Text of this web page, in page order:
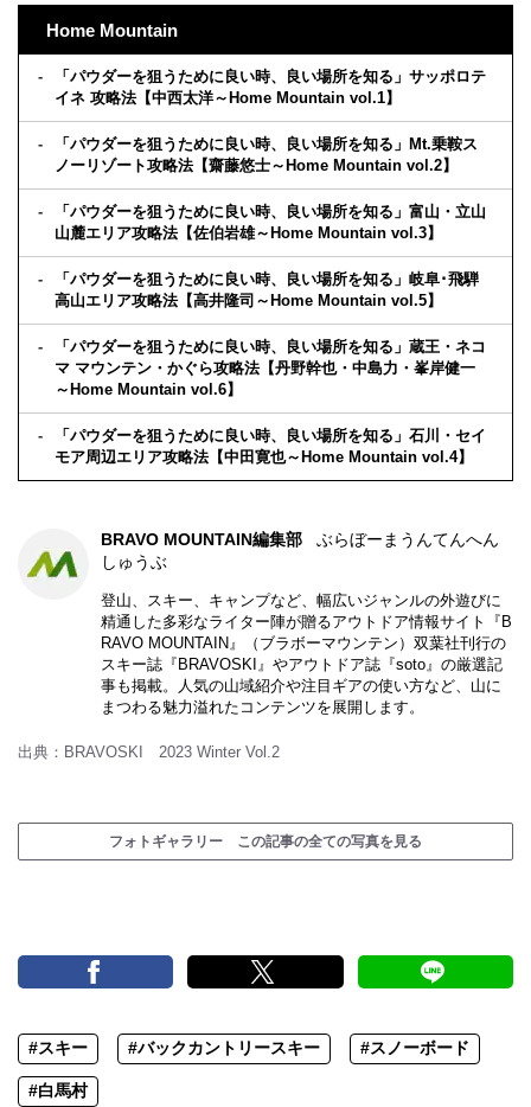
Home Mountain
「パウダーを狙うために良い時、良い場所を知る」サッポロテ
イネ 攻略法【中西太洋～Home Mountain vol.1】
「パウダーを狙うために良い時、良い場所を知る」Mt.乗鞍ス
ノーリゾート攻略法【齋藤悠士～Home Mountain vol.2】
「パウダーを狙うために良い時、良い場所を知る」富山・立山
山麓エリア攻略法【佐伯岩雄～Home Mountain vol.3】
「パウダーを狙うために良い時、良い場所を知る」岐阜･飛騨
高山エリア攻略法【高井隆司～Home Mountain vol.5】
「パウダーを狙うために良い時、良い場所を知る」蔵王・ネコ
マ マウンテン・かぐら攻略法【丹野幹也・中島力・峯岸健一
～Home Mountain vol.6】
「パウダーを狙うために良い時、良い場所を知る」石川・セイ
モア周辺エリア攻略法【中田寛也～Home Mountain vol.4】
BRAVO MOUNTAIN編集部
ぶらぼーまうんてんへん
しゅうぶ
登山、スキー、キャンプなど、幅広いジャンルの外遊びに
精通した多彩なライター陣が贈るアウトドア情報サイト『B
RAVO MOUNTAIN』（ブラボーマウンテン）双葉社刊行の
スキー誌『BRAVOSKI』やアウトドア誌『soto』の厳選記
事も掲載。人気の山域紹介や注目ギアの使い方など、山に
まつわる魅力溢れたコンテンツを展開します。
出典：BRAVOSKI 2023 Winter Vol.2
フォトギャラリー この記事の全ての写真を見る
#スキー #バックカントリースキー #スノーボード
#白馬村